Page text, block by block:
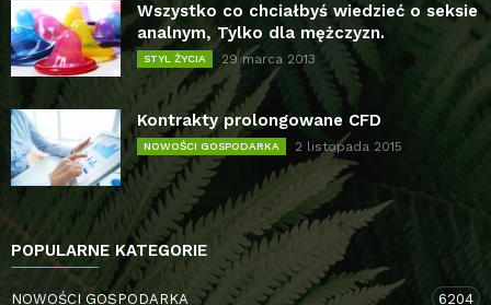
Wszystko co chciałbyś wiedzieć o seksie
analnym, Tylko dla mężczyzn.
STYL ŻYCIA 29 marca 2013
Kontrakty prolongowane CFD
NOWOŚCI GOSPODARKA 2 listopada 2015
POPULARNE KATEGORIE
NOWOŚCI GOSPODARKA 6204